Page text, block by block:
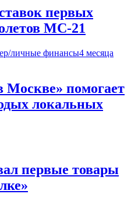
первых
МС-21
личные финансы4 месяца
Москве» помогает
локальных
первые товары